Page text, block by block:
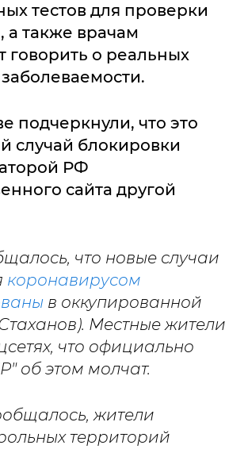
тестов для проверки
а также врачам
говорить о реальных
подчеркнули, что это
случай блокировки
РФ
сайта другой
что новые случаи
коронавирусом
в оккупированной
Местные жители
что официально
об этом молчат.
жители
территорий